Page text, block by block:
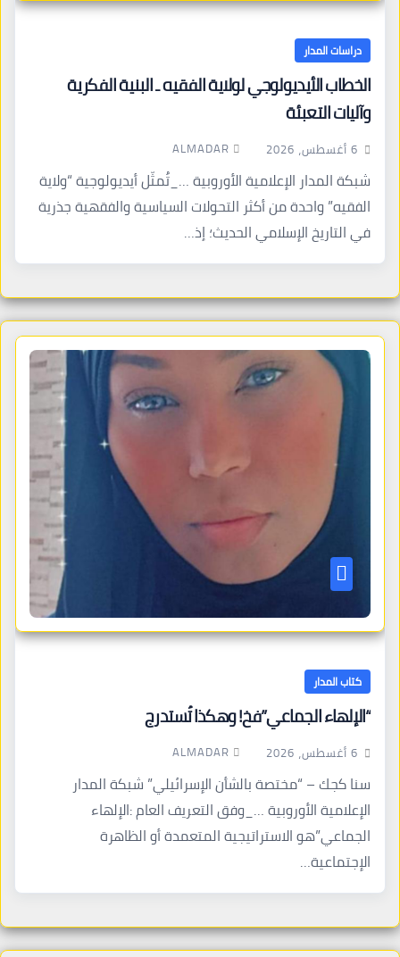
دراسات المدار
الخطاب الأيديولوجي لولاية الفقيه ـ البنية الفكرية
وآليات التعبئة
6 أغسطس، 2026 ALMADAR
شبكة المدار الإعلامية الأوروبية …_تُمثّل أيديولوجية “ولاية
الفقيه” واحدة من أكثر التحولات السياسية والفقهية جذرية
في التاريخ الإسلامي الحديث؛ إذ…
كتاب المدار
“الإلهاء الجماعي”فخ! وهكذا تُستدرج
6 أغسطس، 2026 ALMADAR
سنا كجك – “مختصة بالشأن الإسرائيلي” شبكة المدار
الإعلامية الأوروبية …_وفق التعريف العام :الإلهاء
الجماعي”هو الاستراتيجية المتعمدة أو الظاهرة
الإجتماعية…